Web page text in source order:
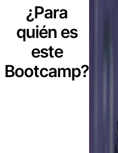
¿Para
quién es
este
Bootcamp?